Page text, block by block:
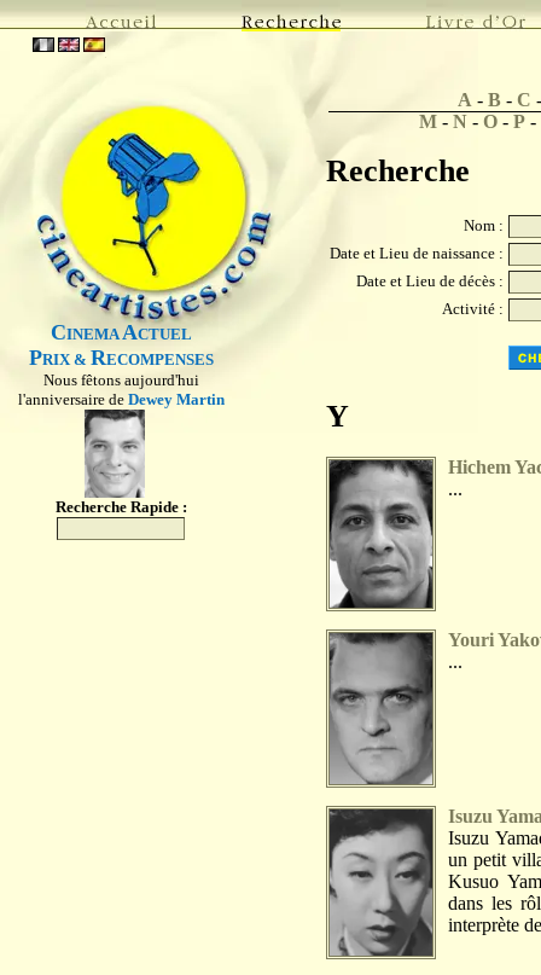
CINEMAACTUEL
PRIX & RECOMPENSES
Nous fêtons aujourd'hui
l'anniversaire de Dewey Martin
Recherche Rapide :
A - B - C
M- N- O- P-
Recherche
Nom :
Date et Lieu de naissance :
Date et Lieu de décès :
Activité :
Y
Hichem
...
Youri
...
Isuzu
Isuzu
un petit
Kusuo
dans les
interprète